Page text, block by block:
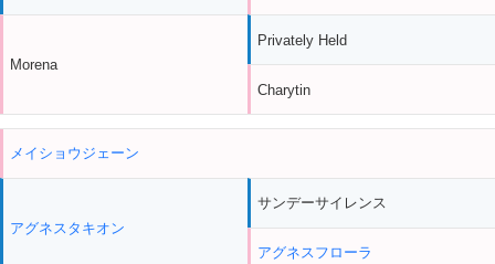
Morena
Privately Held
Charytin
メイショウジェーン
アグネスタキオン
サンデーサイレンス
アグネスフローラ